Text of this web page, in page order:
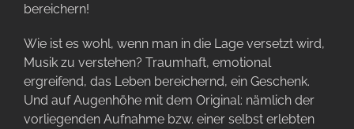
bereichern!
Wie ist es wohl, wenn man in die Lage versetzt wird,
Musik zu verstehen? Traumhaft, emotional
ergreifend, das Leben bereichernd, ein Geschenk.
Und auf Augenhöhe mit dem Original: nämlich der
vorliegenden Aufnahme bzw. einer selbst erlebten